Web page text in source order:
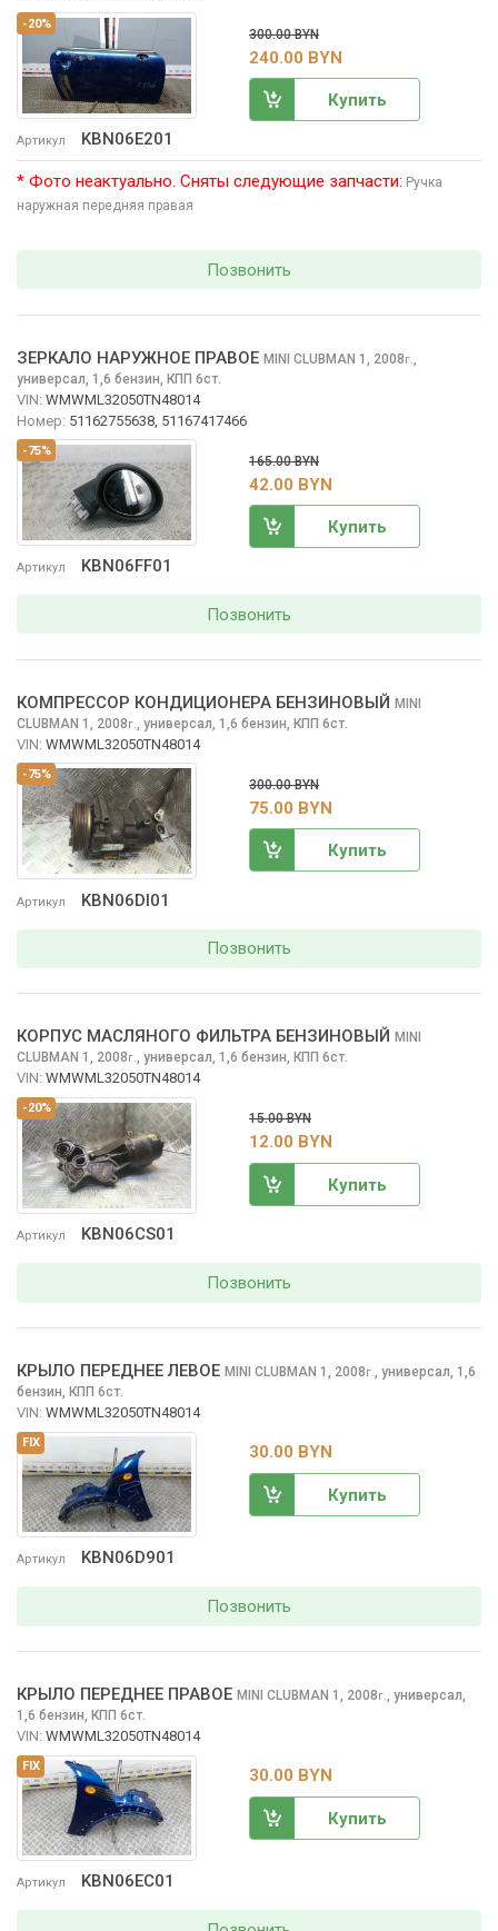
-20%
Артикул KBN06E201
300.00 BYN
240.00 BYN
Купить
* Фото неактуально. Сняты следующие запчасти: Ручка
наружная передняя правая
Позвонить
-75%
Артикул KBN06FF01
ЗЕРКАЛО НАРУЖНОЕ ПРАВОЕ MINI CLUBMAN 1, 2008г.,
универсал, 1,6 бензин, КПП 6ст.
VIN: WMWML32050TN48014
Номер: 51162755638, 51167417466
165.00 BYN
42.00 BYN
Купить
Позвонить
-75%
Артикул KBN06DI01
КОМПРЕССОР КОНДИЦИОНЕРА БЕНЗИНОВЫЙ MINI
CLUBMAN 1, 2008г., универсал, 1,6 бензин, КПП 6ст.
VIN: WMWML32050TN48014
300.00 BYN
75.00 BYN
Купить
Позвонить
-20%
Артикул KBN06CS01
КОРПУС МАСЛЯНОГО ФИЛЬТРА БЕНЗИНОВЫЙ MINI
CLUBMAN 1, 2008г., универсал, 1,6 бензин, КПП 6ст.
VIN: WMWML32050TN48014
15.00 BYN
12.00 BYN
Купить
Позвонить
FIX
Артикул KBN06D901
КРЫЛО ПЕРЕДНЕЕ ЛЕВОЕ MINI CLUBMAN 1, 2008г., универсал, 1,6
бензин, КПП 6ст.
VIN: WMWML32050TN48014
30.00 BYN
Купить
Позвонить
FIX
Артикул KBN06EC01
КРЫЛО ПЕРЕДНЕЕ ПРАВОЕ MINI CLUBMAN 1, 2008г., универсал,
1,6 бензин, КПП 6ст.
VIN: WMWML32050TN48014
30.00 BYN
Купить